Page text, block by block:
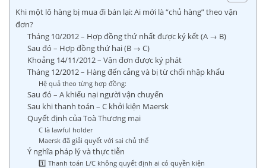
Khi một lô hàng bị mua đi bán lại: Ai mới là “chủ hàng” theo vận
đơn?
Tháng 10/2012 – Hợp đồng thứ nhất được ký kết (A → B)
Sau đó – Hợp đồng thứ hai (B → C)
Khoảng 14/11/2012 – Vận đơn được ký phát
Tháng 12/2012 – Hàng đến cảng và bị từ chối nhập khẩu
Hệ quả theo từng hợp đồng:
Sau đó – A khiếu nại người vận chuyển
Sau khi thanh toán – C khởi kiện Maersk
Quyết định của Toà Thương mại
C là lawful holder
Maersk đã giải quyết với sai chủ thể
Ý nghĩa pháp lý và thực tiễn
1️⃣ Thanh toán L/C không quyết định ai có quyền kiện